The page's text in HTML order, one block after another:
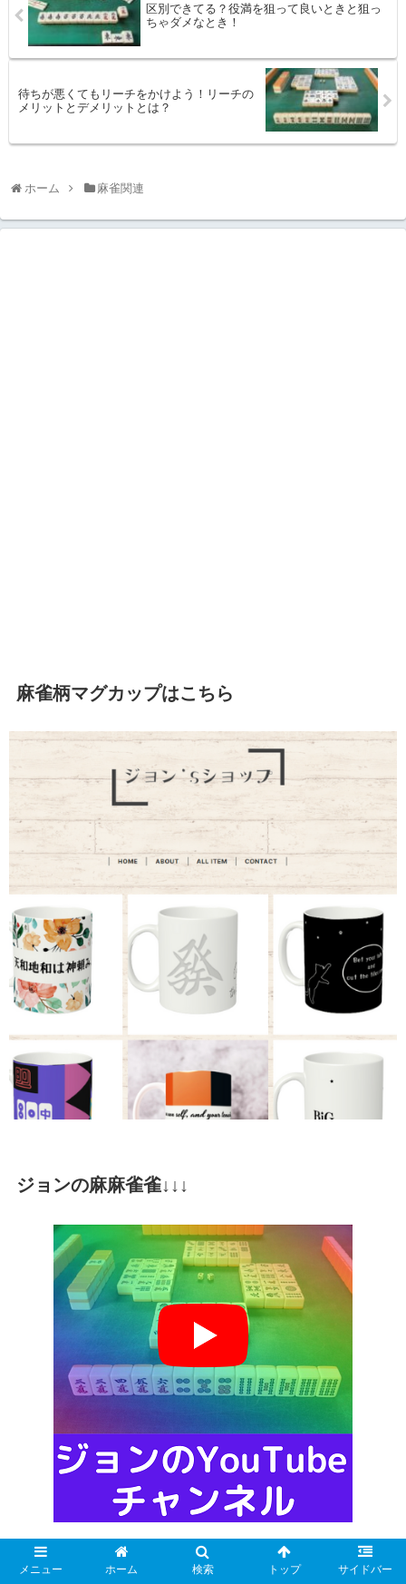
区別できてる？役満を狙って良いときと狙っ
ちゃダメなとき！
待ちが悪くてもリーチをかけよう！リーチの
メリットとデメリットとは？
ホーム 麻雀関連
麻雀柄マグカップはこちら
ジョンの麻麻雀雀↓↓↓
Mリーガークイズアプリ
メニュー ホーム 検索 トップ サイドバー